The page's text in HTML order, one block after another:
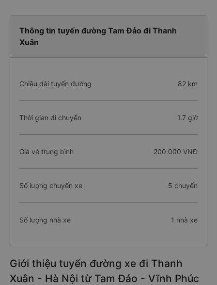
Thông tin tuyến đường Tam Đảo đi Thanh
Xuân
Chiều dài tuyến đường 82 km
Thời gian di chuyển 1.7 giờ
Giá vé trung bình 200.000 VNĐ
Số lượng chuyến xe 5 chuyến
Số lượng nhà xe 1 nhà xe
Giới thiệu tuyến đường xe đi Thanh
Xuân - Hà Nội từ Tam Đảo - Vĩnh Phúc